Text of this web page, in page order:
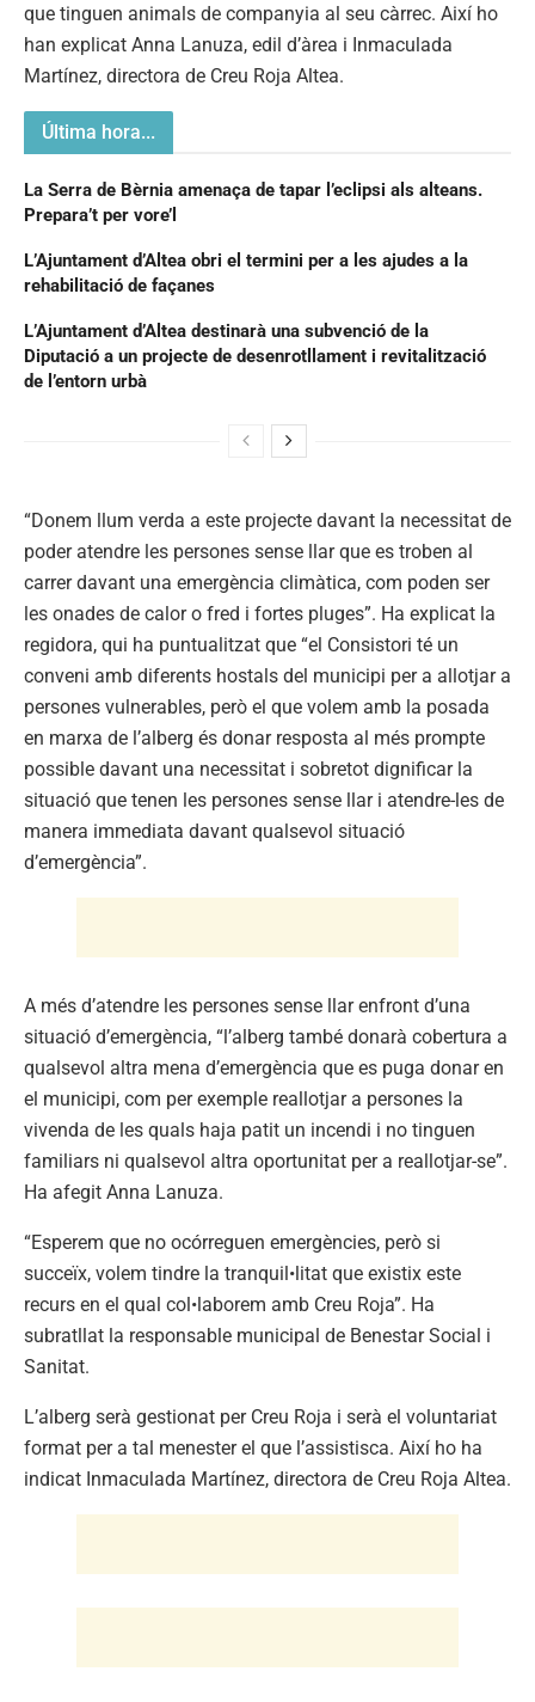
que tinguen animals de companyia al seu càrrec. Així ho
han explicat Anna Lanuza, edil d’àrea i Inmaculada
Martínez, directora de Creu Roja Altea.
Última hora...
La Serra de Bèrnia amenaça de tapar l’eclipsi als alteans.
Prepara’t per vore’l
L’Ajuntament d’Altea obri el termini per a les ajudes a la
rehabilitació de façanes
L’Ajuntament d’Altea destinarà una subvenció de la
Diputació a un projecte de desenrotllament i revitalització
de l’entorn urbà
“Donem llum verda a este projecte davant la necessitat de
poder atendre les persones sense llar que es troben al
carrer davant una emergència climàtica, com poden ser
les onades de calor o fred i fortes pluges”. Ha explicat la
regidora, qui ha puntualitzat que “el Consistori té un
conveni amb diferents hostals del municipi per a allotjar a
persones vulnerables, però el que volem amb la posada
en marxa de l’alberg és donar resposta al més prompte
possible davant una necessitat i sobretot dignificar la
situació que tenen les persones sense llar i atendre-les de
manera immediata davant qualsevol situació
d’emergència”.
A més d’atendre les persones sense llar enfront d’una
situació d’emergència, “l’alberg també donarà cobertura a
qualsevol altra mena d’emergència que es puga donar en
el municipi, com per exemple reallotjar a persones la
vivenda de les quals haja patit un incendi i no tinguen
familiars ni qualsevol altra oportunitat per a reallotjar-se”.
Ha afegit Anna Lanuza.
“Esperem que no ocórreguen emergències, però si
succeïx, volem tindre la tranquil•litat que existix este
recurs en el qual col•laborem amb Creu Roja”. Ha
subratllat la responsable municipal de Benestar Social i
Sanitat.
L’alberg serà gestionat per Creu Roja i serà el voluntariat
format per a tal menester el que l’assistisca. Així ho ha
indicat Inmaculada Martínez, directora de Creu Roja Altea.